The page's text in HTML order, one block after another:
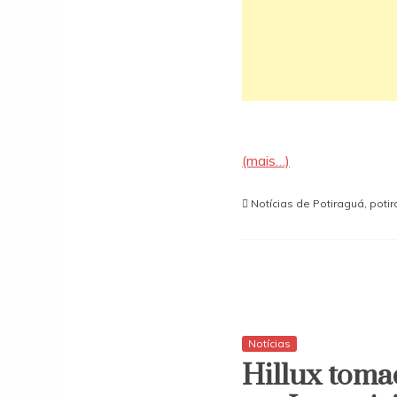
(mais…)
Notícias de Potiraguá,
Notícias
Hillux